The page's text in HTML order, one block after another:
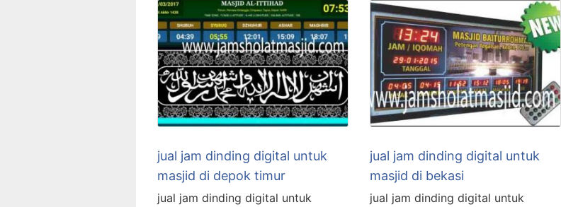
jual jam dinding digital untuk
masjid di depok timur
jual jam dinding digital untuk
jual jam dinding digital untuk
masjid di bekasi
jual jam dinding digital untuk